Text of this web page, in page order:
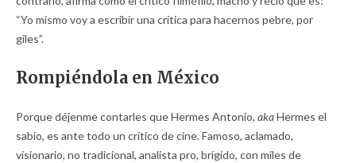
“Yo mismo voy a escribir una crítica para hacernos pebre, por
giles”.
Rompiéndola en México
Porque déjenme contarles que Hermes Antonio, akaHermes el
sabio, es ante todo un crítico de cine. Famoso, aclamado,
visionario, no tradicional, analista pro, brígido, con miles de